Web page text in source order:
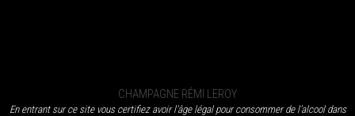
CHAMPAGNE RÉMI LEROY
En entrant sur ce site vous certifiez avoir l’âge légal pour consommer de l’alcool dans